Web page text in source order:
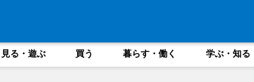
見る・遊ぶ 買う 暮らす・働く 学ぶ・知る